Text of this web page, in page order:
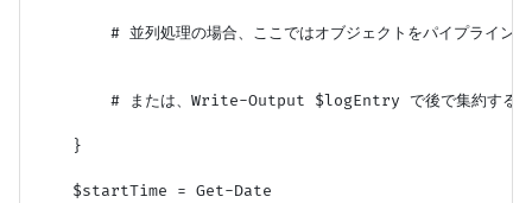
# 並列処理の場合、ここではオブジェクトをパイプライン
# または、Write-Output $logEntry で後で集約するこ
    }
    $startTime = Get-Date